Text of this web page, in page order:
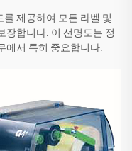
제공하여 모든 라벨 및
장합니다. 이 선명도는 정
에서 특히 중요합니다.